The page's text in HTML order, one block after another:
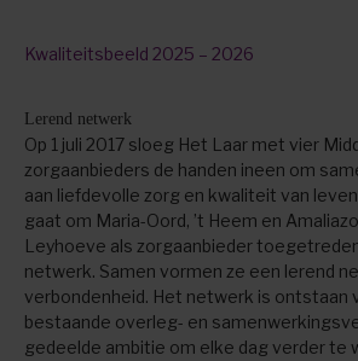
Kwaliteitsbeeld 2025 – 2026
Lerend netwerk
Op 1 juli 2017 sloeg Het Laar met vier
zorgaanbieders de handen ineen om
aan liefdevolle zorg en kwaliteit van
gaat om Maria-Oord, ’t Heem en
Leyhoeve als zorgaanbieder
netwerk. Samen vormen ze een lerend
verbondenheid. Het netwerk is ontstaan
bestaande overleg- en
gedeelde ambitie om elke dag verder te